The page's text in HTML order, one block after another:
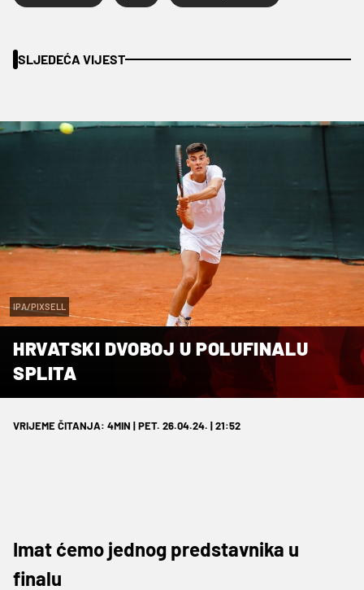
SLJEDEĆA VIJEST
IPA/PIXSELL
HRVATSKI DVOBOJ U POLUFINALU
SPLITA
VRIJEME ČITANJA: 4MIN | PET. 26.04.24. | 21:52
Imat ćemo jednog predstavnika u
finalu